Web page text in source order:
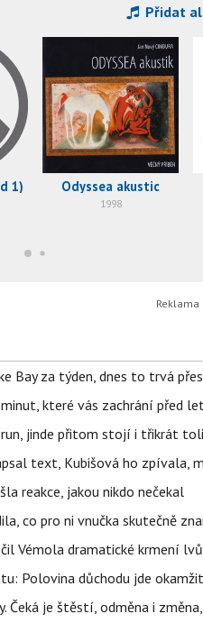
Přidat
1) Odyssea akustic
1998
Bay za týden, dnes to trvá
které vás zachrání před
jinde přitom stojí i třikrát
text, Kubišová ho zpívala,
reakce, jakou nikdo nečekal
co pro ni vnučka skutečně
Vémola dramatické krmení lvů
Polovina důchodu jde
je štěstí, odměna i